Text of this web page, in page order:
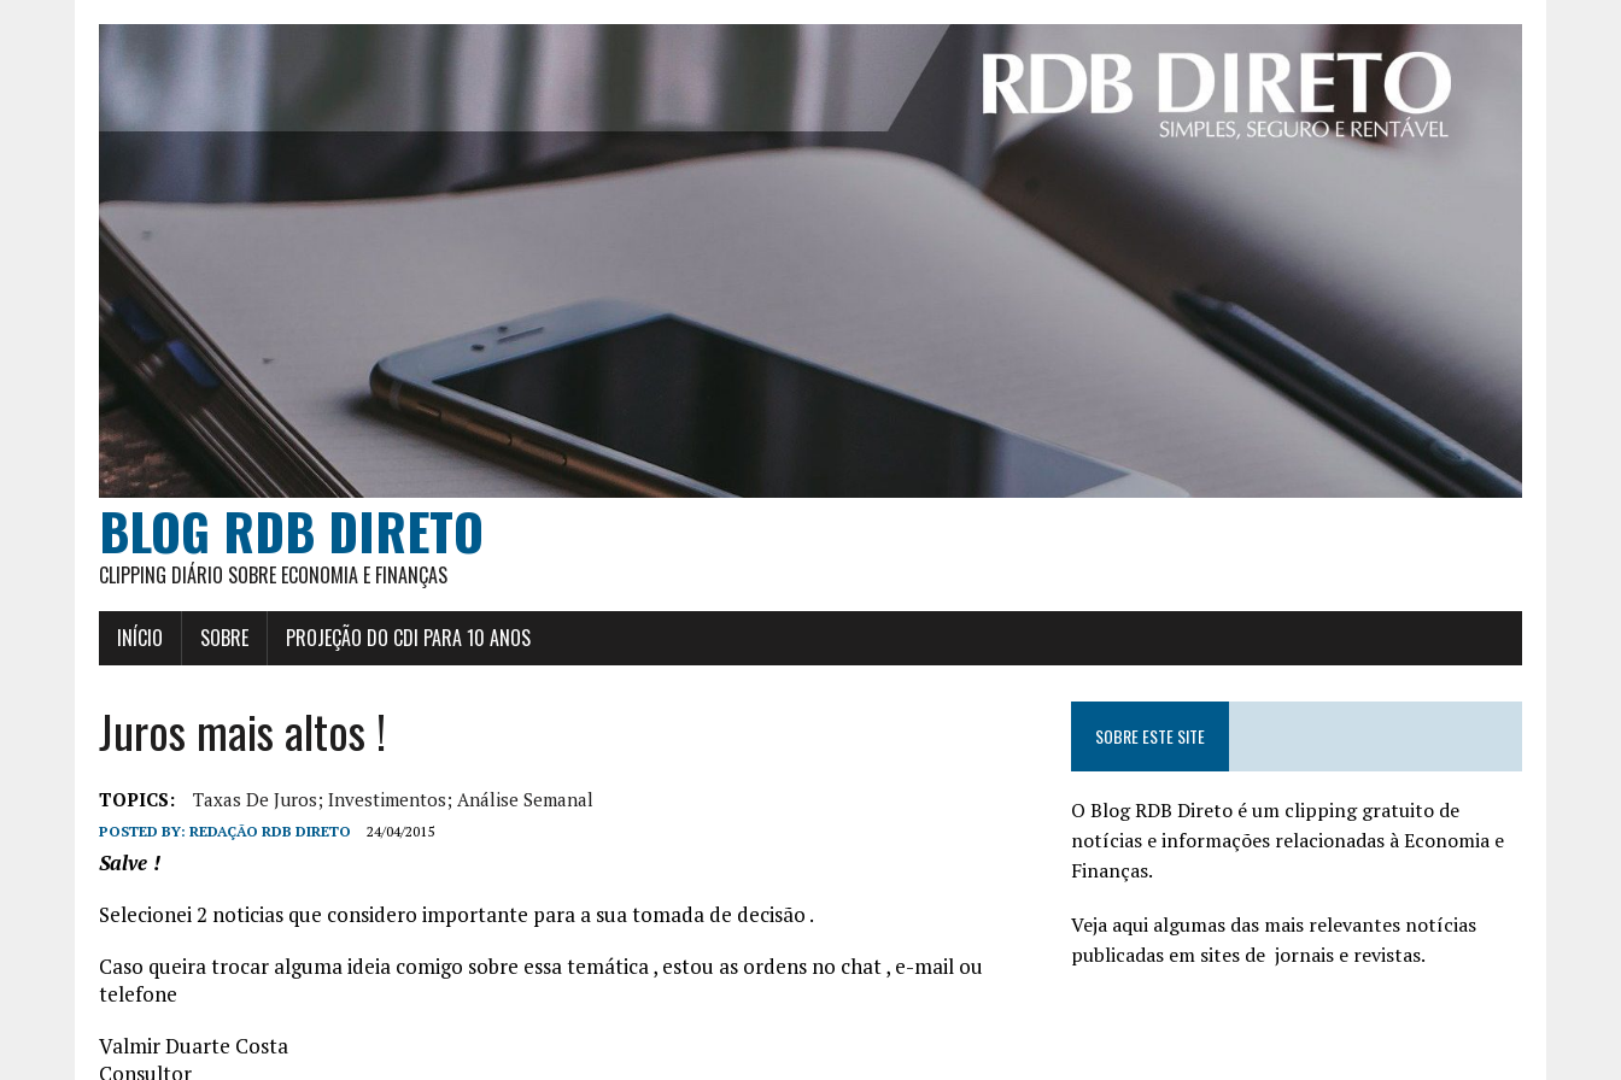
BLOG RDB DIRETO
CLIPPING DIÁRIO SOBRE ECONOMIA E FINANÇAS
INÍCIO SOBRE PROJEÇÃO DO CDI PARA 10 ANOS
Juros mais altos !
TOPICS: Taxas De Juros; Investimentos; Análise Semanal
POSTED BY: REDAÇÃO RDB DIRETO 24/04/2015
Salve !
Selecionei 2 noticias que considero importante para a sua tomada de decisão .
Caso queira trocar alguma ideia comigo sobre essa temática , estou as ordens no chat , e-mail ou
telefone
Valmir Duarte Costa
Consultor
SOBRE ESTE SITE
O Blog RDB Direto é um clipping gratuito de
notícias e informações relacionadas à Economia e
Finanças.
Veja aqui algumas das mais relevantes notícias
publicadas em sites de jornais e revistas.